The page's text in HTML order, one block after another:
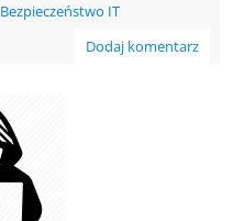
Bezpieczeństwo IT
Dodaj komentarz